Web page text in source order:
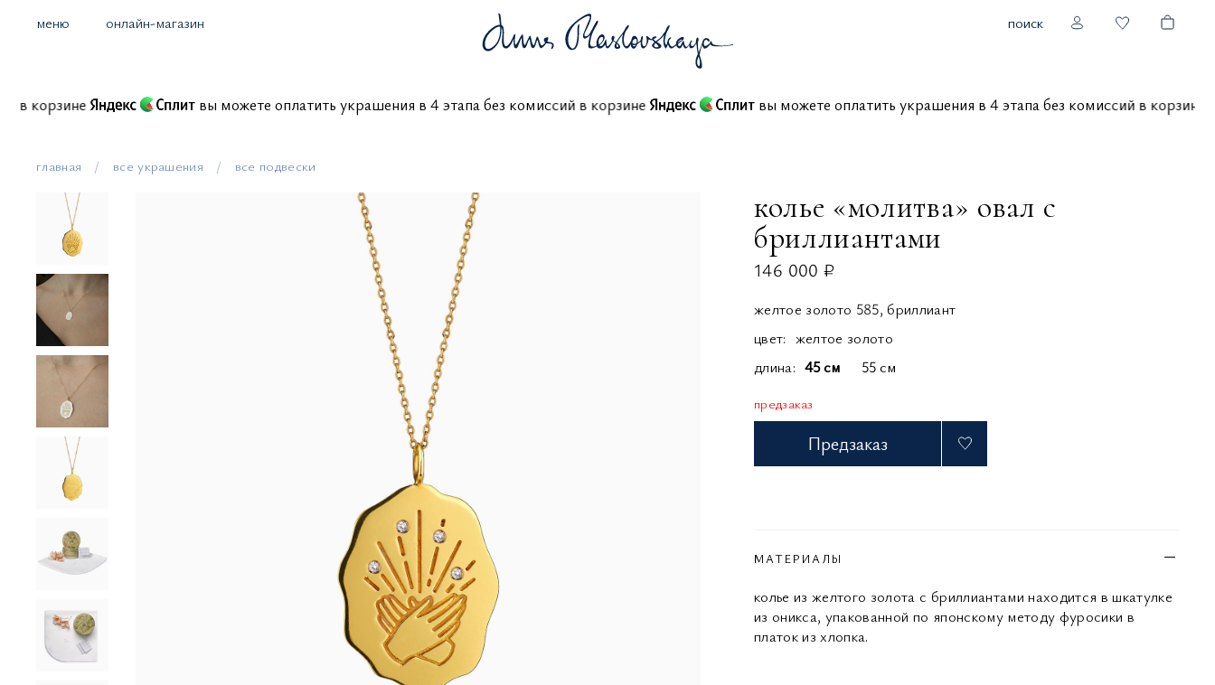
меню онлайн-магазин поиск
в корзине вы можете оплатить украшения в 4 этапа без комиссий в корзине вы можете оплатить украшения в 4 этапа без комиссий в
главная все украшения все подвески
колье «молитва» овал с
бриллиантами
146 000 ₽
желтое золото 585, бриллиант
цвет: желтое золото
длина
45 см 55 см
предзаказ
Предзаказ
МАТЕРИАЛЫ
колье из желтого золота с бриллиантами находится в шкатулке
из оникса, упакованной по японскому методу фуросики в
платок из хлопка.